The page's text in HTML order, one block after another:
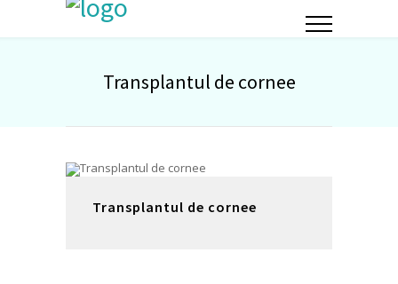
Transplantul de cornee
Transplantul de cornee